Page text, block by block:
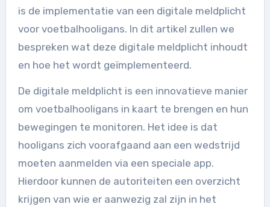
is de implementatie van een digitale meldplicht
voor voetbalhooligans. In dit artikel zullen we
bespreken wat deze digitale meldplicht inhoudt
en hoe het wordt geïmplementeerd.
De digitale meldplicht is een innovatieve manier
om voetbalhooligans in kaart te brengen en hun
bewegingen te monitoren. Het idee is dat
hooligans zich voorafgaand aan een wedstrijd
moeten aanmelden via een speciale app.
Hierdoor kunnen de autoriteiten een overzicht
krijgen van wie er aanwezig zal zijn in het